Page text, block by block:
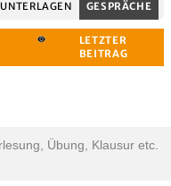
UNTERLAGEN GESPRÄCHE
Übung, Klausur etc.